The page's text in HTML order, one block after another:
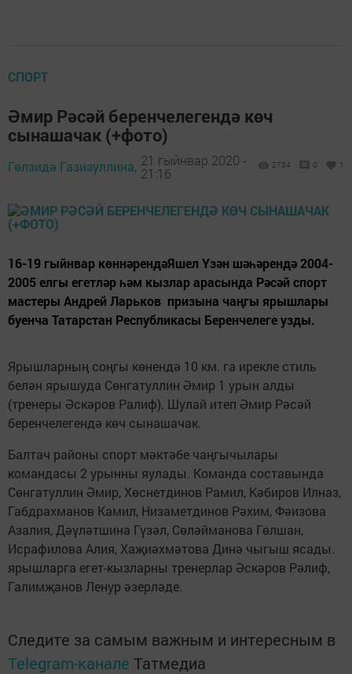
СПОРТ
Әмир Рәсәй беренчелегендә көч
сынашачак (+фото)
Гөлзидә Газизуллина, 21 гыйнвар 2020 -
21:16
2734 0 1
16-19 гыйнвар көннәрендәЯшел Үзән шәһәрендә 2004-
2005 елгы егетләр һәм кызлар арасында Рәсәй спорт
мастеры Андрей Ларьков призына чаңгы ярышлары
буенча Татарстан Республикасы Беренчелеге узды.
Ярышларның соңгы көнендә 10 км. га ирекле стиль
белән ярышуда Сөнгатуллин Әмир 1 урын алды
(тренеры Әскәров Ралиф). Шулай итеп Әмир Рәсәй
беренчелегендә көч сынашачак.
Балтач районы спорт мәктәбе чаңгычылары
командасы 2 урынны яулады. Команда составында
Сөнгатуллин Әмир, Хөснетдинов Рамил, Кәбиров Илназ,
Габдрахманов Камил, Низаметдинов Рәхим, Фәизова
Азалия, Дәүләтшина Гүзәл, Сөләйманова Гөлшан,
Исрафилова Алия, Хаҗиәхмәтова Динә чыгыш ясады.
ярышларга егет-кызларны тренерлар Әскәров Рәлиф,
Галимҗанов Ленур әзерләде.
Следите за самым важным и интересным в
Telegram-канале Татмедиа